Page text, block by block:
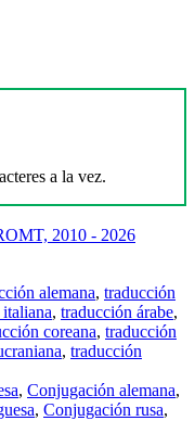
a la vez.
2010 - 2026
alemana, traducción
, traducción árabe,
coreana, traducción
, traducción
, Conjugación alemana,
, Conjugación rusa,